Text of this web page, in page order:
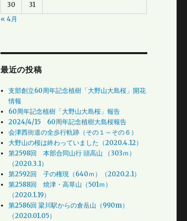
30
31
« 4月
最近の投稿
支部創立60周年記念植樹「大野山大島桜」開花
情報
60周年記念植樹「大野山大島桜」報告
2024/4/15 60周年記念植樹大島桜報告
会津西街道の全歩行軌跡（その１～その６）
大野山の桜は終わっていました（2020.4.12）
第2598回 本部合同山行 頭高山 （303ｍ）
（2020.3.1）
第2592回 子の権現（640ｍ）（2020.2.1）
第2588回 焼津・高草山（501ｍ）
（2020.1.19）
第2586回 梁川駅からの倉岳山（990m）
（2020.01.05）